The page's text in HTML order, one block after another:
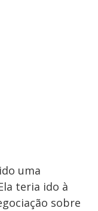
uma
teria ido à
sobre